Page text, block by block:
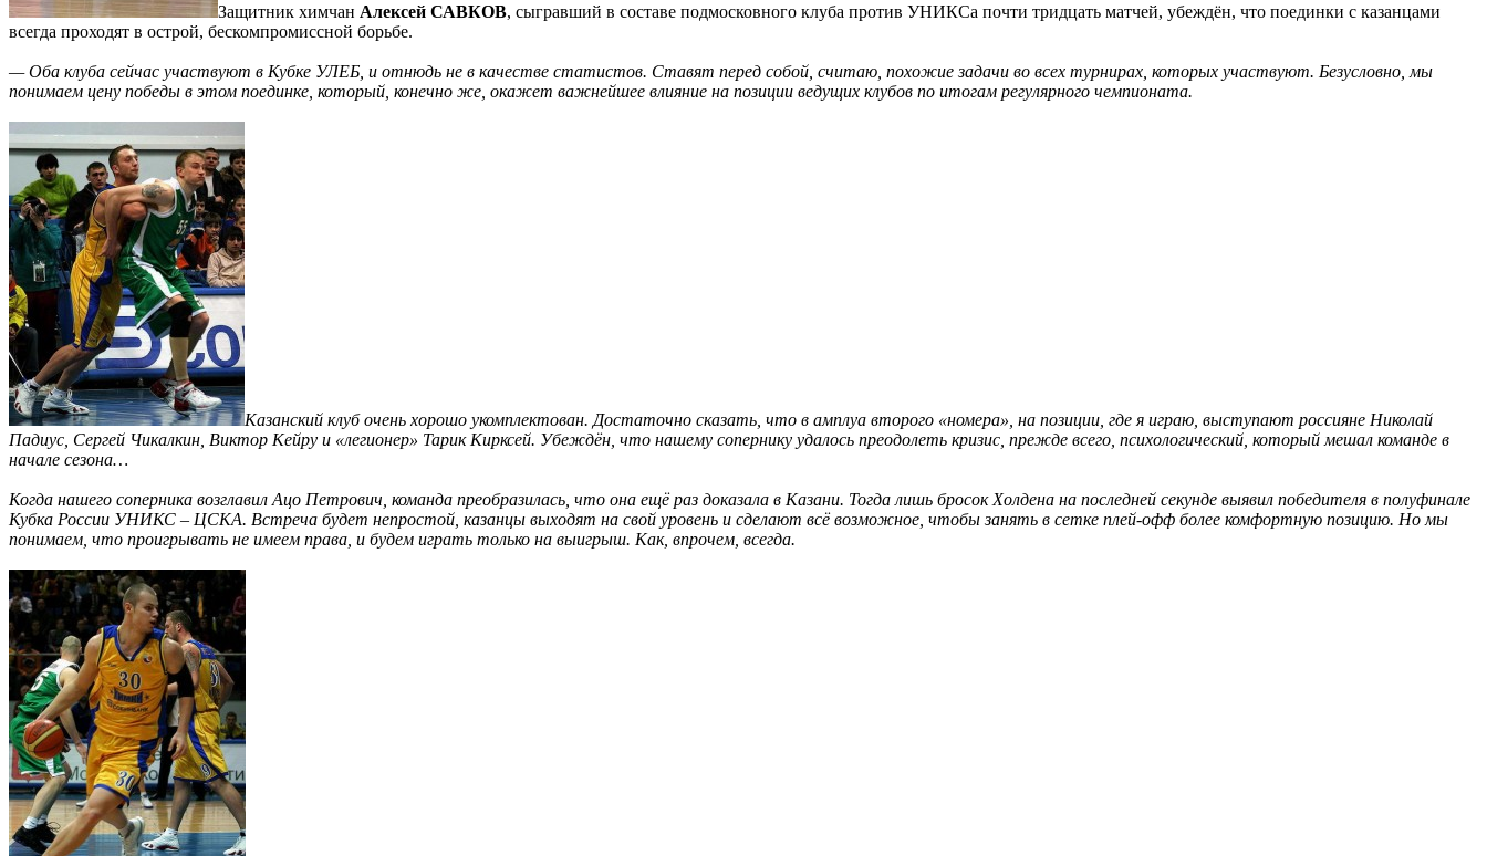
Защитник химчан Алексей САВКОВ, сыгравший в составе подмосковного клуба против УНИКСа почти тридцать матчей, убеждён, что поединки с казанцами
всегда проходят в острой, бескомпромиссной борьбе.
— Оба клуба сейчас участвуют в Кубке УЛЕБ, и отнюдь не в качестве статистов. Ставят перед собой, считаю, похожие задачи во всех турнирах, которых участвуют. Безусловно, мы
понимаем цену победы в этом поединке, который, конечно же, окажет важнейшее влияние на позиции ведущих клубов по итогам регулярного чемпионата.
Казанский клуб очень хорошо укомплектован. Достаточно сказать, что в амплуа второго «номера», на позиции, где я играю, выступают россияне Николай
Падиус, Сергей Чикалкин, Виктор Кейру и «легионер» Тарик Кирксей. Убеждён, что нашему сопернику удалось преодолеть кризис, прежде всего, психологический, который мешал команде в
начале сезона…
Когда нашего соперника возглавил Ацо Петрович, команда преобразилась, что она ещё раз доказала в Казани. Тогда лишь бросок Холдена на последней секунде выявил победителя в полуфинале
Кубка России УНИКС – ЦСКА. Встреча будет непростой, казанцы выходят на свой уровень и сделают всё возможное, чтобы занять в сетке плей-офф более комфортную позицию. Но мы
понимаем, что проигрывать не имеем права, и будем играть только на выигрыш. Как, впрочем, всегда.